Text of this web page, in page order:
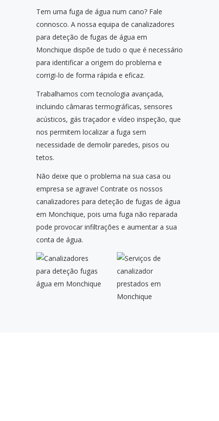
Tem uma fuga de água num cano? Fale
connosco. A nossa equipa de canalizadores
para deteção de fugas de água em
Monchique dispõe de tudo o que é necessário
para identificar a origem do problema e
corrigi-lo de forma rápida e eficaz.
Trabalhamos com tecnologia avançada,
incluindo câmaras termográficas, sensores
acústicos, gás traçador e vídeo inspeção, que
nos permitem localizar a fuga sem
necessidade de demolir paredes, pisos ou
tetos.
Não deixe que o problema na sua casa ou
empresa se agrave! Contrate os nossos
canalizadores para deteção de fugas de água
em Monchique, pois uma fuga não reparada
pode provocar infiltrações e aumentar a sua
conta de água.